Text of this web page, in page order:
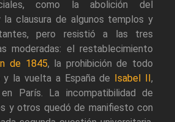
como la abolición del
la clausura de algunos templos y
pero resistió a las tres
moderadas: el restablecimiento
de 1845, la prohibición de todo
la vuelta a España de
Isabel II,
París. La incompatibilidad de
y otros quedó de manifiesto con